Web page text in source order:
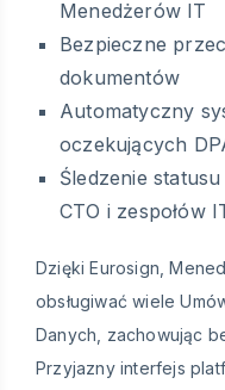
Menedżerów IT
Bezpieczne
dokumentów
Automatyczny
oczekujących
Śledzenie
CTO i zespołów
Dzięki Eurosign,
obsługiwać wiele
Danych, zachowując
Przyjazny interfejs